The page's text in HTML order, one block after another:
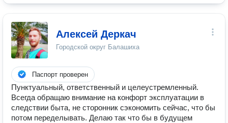
Алексей Деркач
Городской округ Балашиха
Паспорт проверен
Пунктуальный, ответственный и целеустремленный.
Всегда обращаю внимание на конфорт эксплуатации в
следствии быта, не сторонник сэкономить сейчас, что бы
потом переделывать. Делаю так что бы в будущем